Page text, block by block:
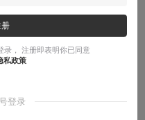
录， 注册即表明你已同意
私政策
登录